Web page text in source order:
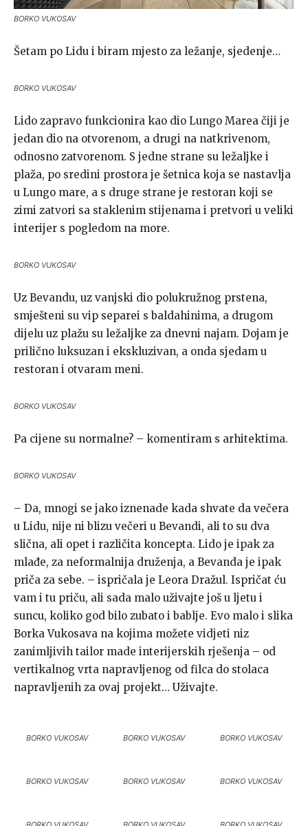
BORKO VUKOSAV
Šetam po Lidu i biram mjesto za ležanje, sjedenje…
BORKO VUKOSAV
Lido zapravo funkcionira kao dio Lungo Marea čiji je
jedan dio na otvorenom, a drugi na natkrivenom,
odnosno zatvorenom. S jedne strane su ležaljke i
plaža, po sredini prostora je šetnica koja se nastavlja
u Lungo mare, a s druge strane je restoran koji se
zimi zatvori sa staklenim stijenama i pretvori u veliki
interijer s pogledom na more.
BORKO VUKOSAV
Uz Bevandu, uz vanjski dio polukružnog prstena,
smješteni su vip separei s baldahinima, a drugom
dijelu uz plažu su ležaljke za dnevni najam. Dojam je
prilično luksuzan i ekskluzivan, a onda sjedam u
restoran i otvaram meni.
BORKO VUKOSAV
Pa cijene su normalne? – komentiram s arhitektima.
BORKO VUKOSAV
– Da, mnogi se jako iznenade kada shvate da večera
u Lidu, nije ni blizu večeri u Bevandi, ali to su dva
slična, ali opet i različita koncepta. Lido je ipak za
mlađe, za neformalnija druženja, a Bevanda je ipak
priča za sebe. – ispričala je Leora Dražul. Ispričat ću
vam i tu priču, ali sada malo uživajte još u ljetu i
suncu, koliko god bilo zubato i bablje. Evo malo i slika
Borka Vukosava na kojima možete vidjeti niz
zanimljivih tailor made interijerskih rješenja – od
vertikalnog vrta napravljenog od filca do stolaca
napravljenih za ovaj projekt… Uživajte.
BORKO VUKOSAV BORKO VUKOSAV BORKO VUKOSAV
BORKO VUKOSAV BORKO VUKOSAV BORKO VUKOSAV